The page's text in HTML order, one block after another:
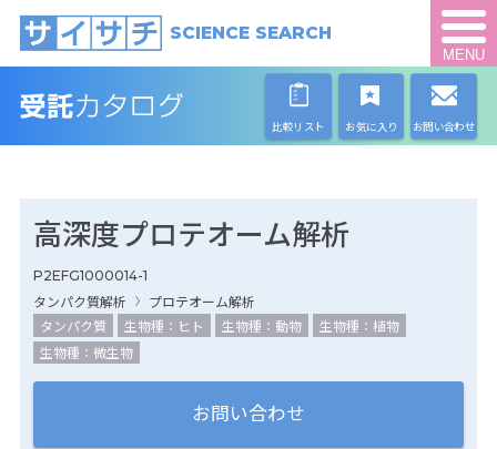
SCIENCE SEARCH
MENU
比較リスト お気に入り お問い合わせ
高深度プロテオーム解析
P2EFG1000014-1
タンパク質解析
プロテオーム解析
タンパク質
生物種：ヒト 生物種：動物
生物種：植物
生物種：微生物
お問い合わせ